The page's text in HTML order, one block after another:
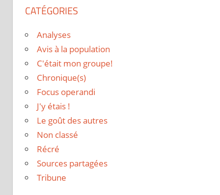
CATÉGORIES
Analyses
Avis à la population
C'était mon groupe!
Chronique(s)
Focus operandi
J'y étais !
Le goût des autres
Non classé
Récré
Sources partagées
Tribune